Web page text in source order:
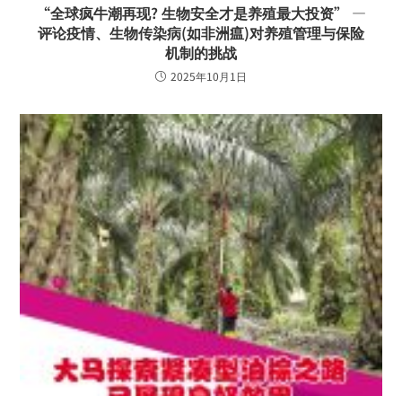
“全球疯牛潮再现? 生物安全才是养殖最大投资” —
评论疫情、生物传染病(如非洲瘟)对养殖管理与保险
机制的挑战
2025年10月1日